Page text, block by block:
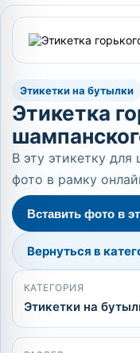
Этикетки на бутылки
Этикетка
В эту этикетку
фото в рамку
Вставить фото в
Вернуться в
КАТЕГОРИЯ
Этикетки на